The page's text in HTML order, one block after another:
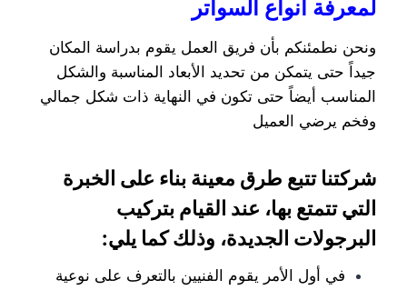
لمعرفة انواع السواتر
ونحن نطمئنكم بأن فريق العمل يقوم بدراسة المكان
جيداً حتى يتمكن من تحديد الأبعاد المناسبة والشكل
المناسب أيضاً حتى تكون في النهاية ذات شكل جمالي
وفخم يرضي العميل
شركتنا تتبع طرق معينة بناء على الخبرة
التي تتمتع بها، عند القيام بتركيب
البرجولات الجديدة، وذلك كما يلي:
في أول الأمر يقوم الفنيين بالتعرف على نوعية